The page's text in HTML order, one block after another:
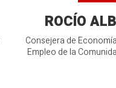
ROCÍO
Consejera de
Empleo de la